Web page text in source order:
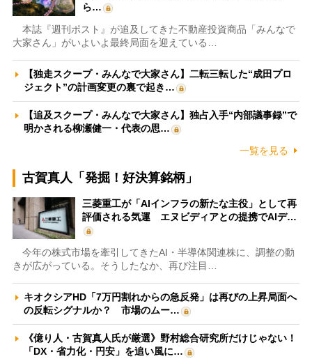
ら…
本誌『週刊ポスト』が追及してきた不動産投資商品「みんなで
大家さん」がいよいよ最終局面を迎えている…
【独走スクープ・みんなで大家さん】二転三転した“成田プロ
ジェクト”の計画変更の裏で起き…
【追及スクープ・みんなで大家さん】独占入手“内部議事録”で
明かされる柳瀬健一・代表の思…
一覧を見る
古賀真人「発掘！好決算銘柄」
三菱重工が「AIインフラの新たな主役」として再
評価される気運 エヌビディアとの提携でAIデ…
今年の株式市場を牽引してきたAI・半導体関連株に、調整の動
きが広がっている。そうしたなか、再び注目…
キオクシアHD「7万円割れからの急反発」は再びの上昇局面へ
の反転シグナルか？ 市場のムー…
《億り人・古賀真人氏が厳選》野村総合研究所だけじゃない！
「DX・省力化・円安」を追い風に…